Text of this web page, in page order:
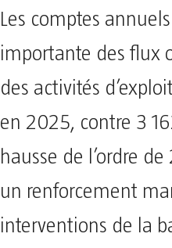
Les comptes
importante des flux
des activités
en 2025, contre 3
hausse de l’ordre
un renforcement
interventions de la